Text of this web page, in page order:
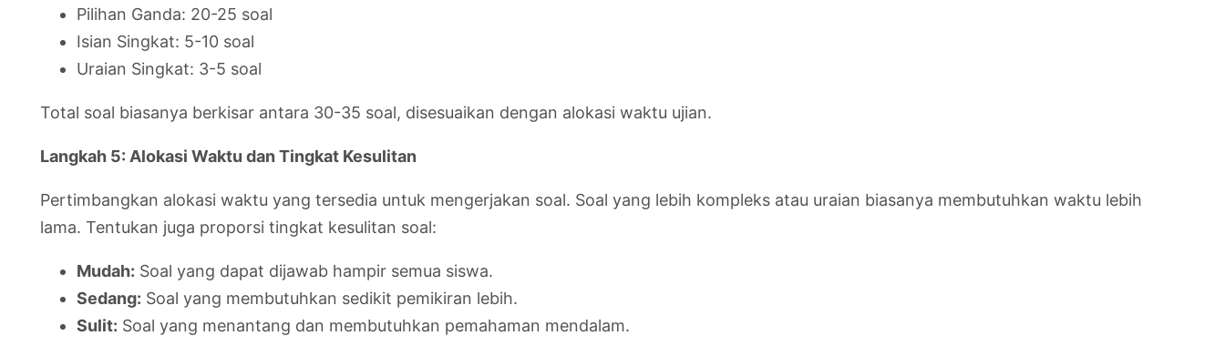
Pilihan Ganda: 20-25 soal
Isian Singkat: 5-10 soal
Uraian Singkat: 3-5 soal
Total soal biasanya berkisar antara 30-35 soal, disesuaikan dengan alokasi waktu ujian.
Langkah 5: Alokasi Waktu dan Tingkat Kesulitan
Pertimbangkan alokasi waktu yang tersedia untuk mengerjakan soal. Soal yang lebih kompleks atau uraian biasanya membutuhkan waktu lebih
lama. Tentukan juga proporsi tingkat kesulitan soal:
Mudah: Soal yang dapat dijawab hampir semua siswa.
Sedang: Soal yang membutuhkan sedikit pemikiran lebih.
Sulit: Soal yang menantang dan membutuhkan pemahaman mendalam.